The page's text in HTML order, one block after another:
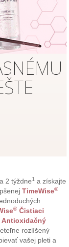
2 týždne1 a získajte
TimeWise®
® Čistiaci
Antioxidačný
rozlíšený
vašej pleti a